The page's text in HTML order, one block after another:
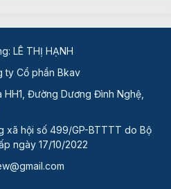
LÊ THỊ HẠNH
ty Cổ phần Bkav
Đường Dương Đình Nghệ,
xã hội số 499/GP-BTTTT do Bộ
ngày 17/10/2022